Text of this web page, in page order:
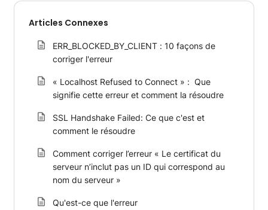
Articles Connexes
ERR_BLOCKED_BY_CLIENT : 10 façons de
corriger l'erreur
« Localhost Refused to Connect » : Que
signifie cette erreur et comment la résoudre
SSL Handshake Failed: Ce que c'est et
comment le résoudre
Comment corriger l’erreur « Le certificat du
serveur n’inclut pas un ID qui correspond au
nom du serveur »
Qu'est-ce que l'erreur